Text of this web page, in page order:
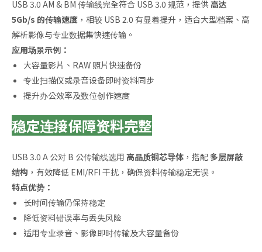
USB 3.0 AM & BM 传输线完全符合 USB 3.0 规范，提供 高达
5Gb/s 的传输速度 ，相较 USB 2.0 有显着提升，适合大型档案、高
解析影像与专业数据集快速传输。
应用场景示例：
大容量影片、RAW 照片快速备份
专业扫描仪或录音设备即时资料同步
提升办公效率及数位创作速度
稳定连接保障资料完整
USB 3.0 A 公对 B 公传输线选用 高品质铜芯导体 ，搭配多层屏蔽
结构 ，有效降低 EMI/RFI 干扰，确保资料传输稳定无误。
特点优势：
长时间传输仍保持稳定
降低资料错误率与丢失风险
适用专业录音、影像即时传输及大容量备份